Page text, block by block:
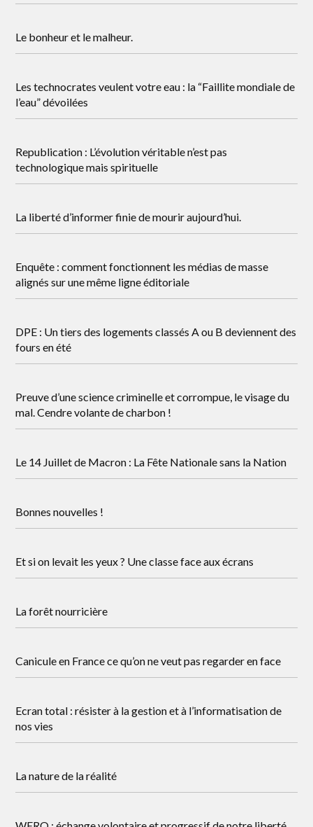
Le bonheur et le malheur.
Les technocrates veulent votre eau : la “Faillite mondiale de
l’eau” dévoilées
Republication : L’évolution véritable n’est pas
technologique mais spirituelle
La liberté d’informer finie de mourir aujourd’hui.
Enquête : comment fonctionnent les médias de masse
alignés sur une même ligne éditoriale
DPE : Un tiers des logements classés A ou B deviennent des
fours en été
Preuve d’une science criminelle et corrompue, le visage du
mal. Cendre volante de charbon !
Le 14 Juillet de Macron : La Fête Nationale sans la Nation
Bonnes nouvelles !
Et si on levait les yeux ? Une classe face aux écrans
La forêt nourricière
Canicule en France ce qu’on ne veut pas regarder en face
Ecran total : résister à la gestion et à l’informatisation de
nos vies
La nature de la réalité